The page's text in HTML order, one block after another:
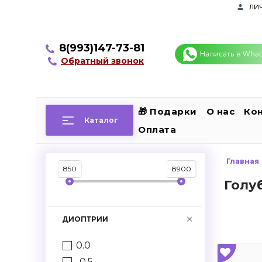
8(993)147-73-81
Обратный звонок
Каталог
🎁 Подарки О нас
Оплата
Главная
850 8900
ДИОПТРИИ
0.0